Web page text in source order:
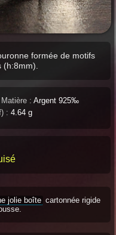
formée de motifs
(h:8mm).
Matière : Argent 925‰
: 4.64 g
jolie boîte cartonnée rigide